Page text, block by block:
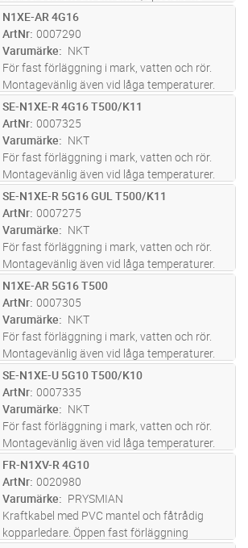
dragning i trånga utrymmen. Avsedd för fast
förläggning utomhus, i rör, i mark. Får dock ej
plöjas ned. Ledar...läs mer
M Lägg i kundvagn
N1XE-AR 4G16
ArtNr 0007290
Varumärke
NKT
För fast förläggning i mark, vatten och rör.
Montagevänlig även vid låga temperaturer.
Lämplig för nedplöjning.
M Lägg i kundvagn
SE-N1XE-R 4G16 T500/K11
ArtNr 0007325
Varumärke
NKT
För fast förläggning i mark, vatten och rör.
Montagevänlig även vid låga temperaturer.
Lämplig för nedplöjning.
M Lägg i kundvagn
SE-N1XE-R 5G16 GUL T500/K11
ArtNr 0007275
Varumärke
NKT
För fast förläggning i mark, vatten och rör.
Montagevänlig även vid låga temperaturer.
Lämplig för nedplöjning.
M Lägg i kundvagn
N1XE-AR 5G16 T500
ArtNr 0007305
Varumärke
NKT
För fast förläggning i mark, vatten och rör.
Montagevänlig även vid låga temperaturer.
Lämplig för nedplöjning.
M Lägg i kundvagn
SE-N1XE-U 5G10 T500/K10
ArtNr 0007335
Varumärke
NKT
För fast förläggning i mark, vatten och rör.
Montagevänlig även vid låga temperaturer.
Lämplig för nedplöjning.
M Lägg i kundvagn
FR-N1XV-R 4G10
ArtNr 0020980
Varumärke
PRYSMIAN
Kraftkabel med PVC mantel och fåtrådig
kopparledare. Öppen fast förläggning